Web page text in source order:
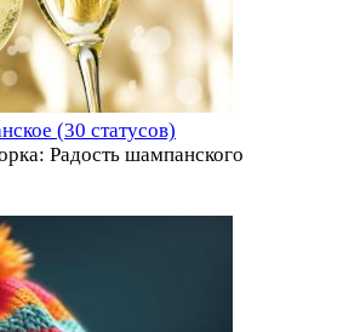
(30 статусов)
Радость шампанского